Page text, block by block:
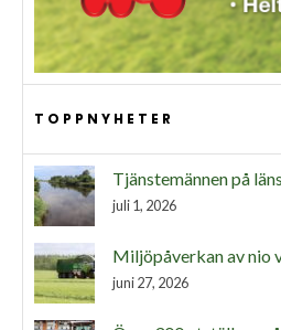
TOPPNYHETER
Tjänstemännen på
juli 1, 2026
Miljöpåverkan av nio
juni 27, 2026